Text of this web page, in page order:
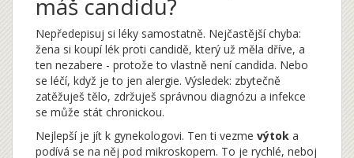
máš candidu?
Nepředepisuj si léky samostatně. Nejčastější chyba:
žena si koupí lék proti candidě, který už měla dříve, a
ten nezabere - protože to vlastně není candida. Nebo
se léčí, když je to jen alergie. Výsledek: zbytečně
zatěžuješ tělo, zdržuješ správnou diagnózu a infekce
se může stát chronickou.
Nejlepší je jít k gynekologovi. Ten ti vezme výtok a
podívá se na něj pod mikroskopem. To je rychlé, neboj